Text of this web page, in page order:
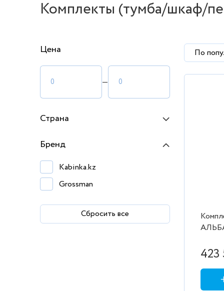
Комплекты (тумба/шкаф/
Цена
—
Страна
Бренд
Kabinka.kz
Grossman
Сбросить все
По
423